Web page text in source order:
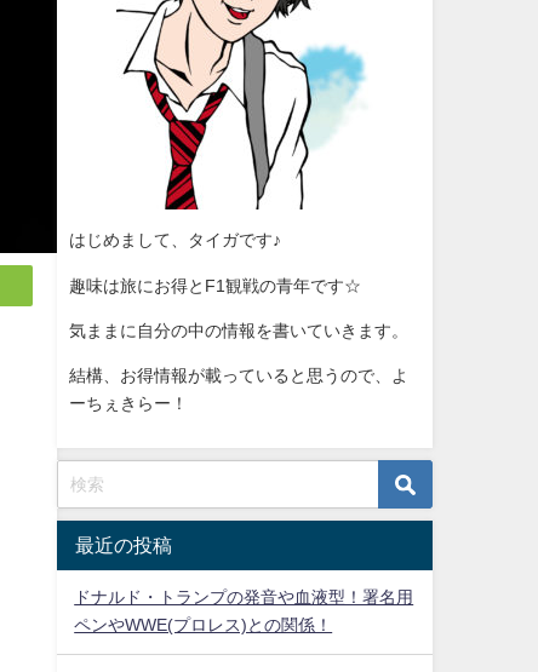
はじめまして、タイガです♪
趣味は旅にお得とF1観戦の青年です☆
気ままに自分の中の情報を書いていきます。
結構、お得情報が載っていると思うので、よ
ーちぇきらー！
最近の投稿
ドナルド・トランプの発音や血液型！署名用
ペンやWWE(プロレス)との関係！